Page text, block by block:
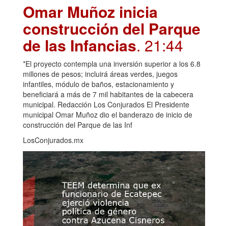
Omar Muñoz inicia
construcción del Parque
de las Infancias. 21:44
*El proyecto contempla una inversión superior a los 6.8
millones de pesos; incluirá áreas verdes, juegos
infantiles, módulo de baños, estacionamiento y
beneficiará a más de 7 mil habitantes de la cabecera
municipal. Redacción Los Conjurados El Presidente
municipal Omar Muñoz dio el banderazo de inicio de
construcción del Parque de las Inf
LosConjurados.mx